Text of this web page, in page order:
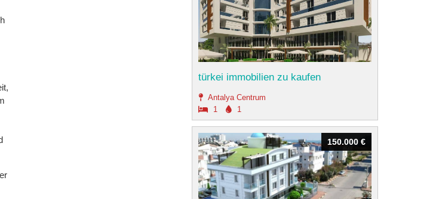
türkei immobilien zu kaufen
Antalya Centrum
1
1
150.000 €
150.000 €